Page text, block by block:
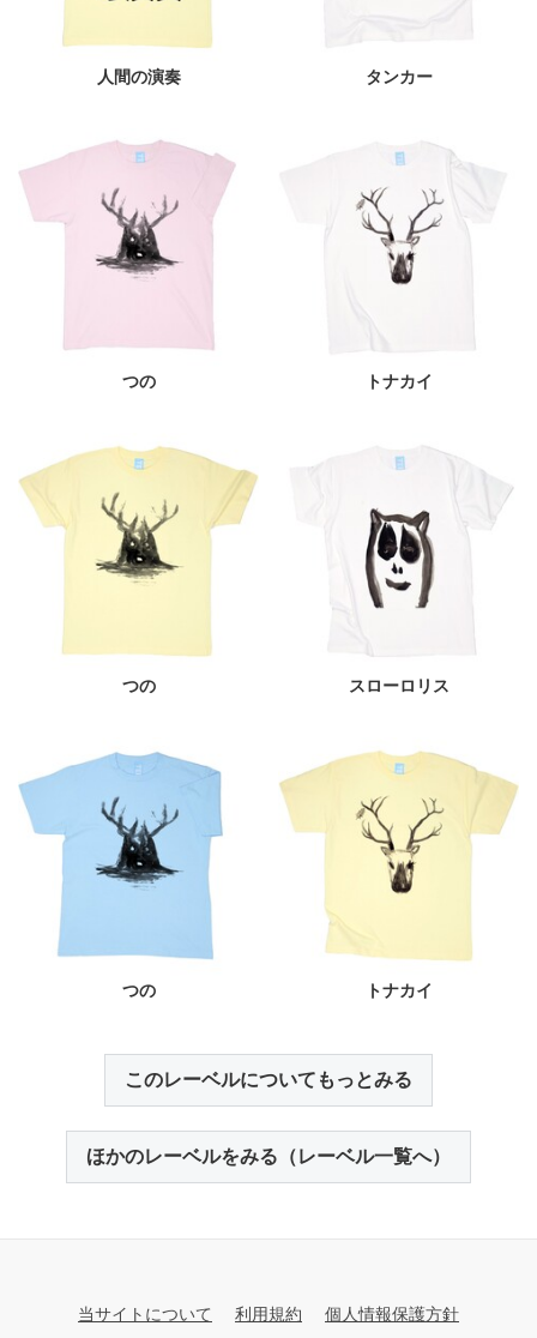
人間の演奏 タンカー
つの トナカイ
つの スローロリス
つの トナカイ
このレーベルについてもっとみる
ほかのレーベルをみる（レーベル一覧へ）
当サイトについて 利用規約 個人情報保護方針